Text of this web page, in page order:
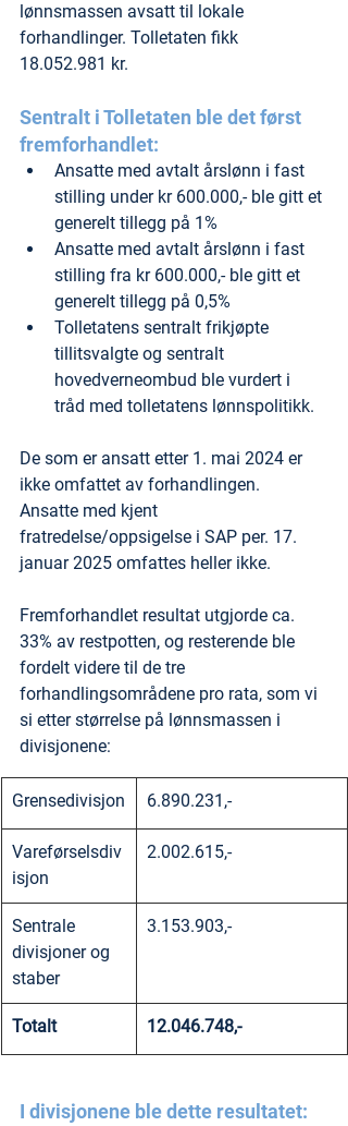
lønnsmassen avsatt til lokale
forhandlinger. Tolletaten fikk
18.052.981 kr.
Sentralt i Tolletaten ble det først
fremforhandlet:
Ansatte med avtalt årslønn i fast
stilling under kr 600.000,- ble gitt et
generelt tillegg på 1%
Ansatte med avtalt årslønn i fast
stilling fra kr 600.000,- ble gitt et
generelt tillegg på 0,5%
Tolletatens sentralt frikjøpte
tillitsvalgte og sentralt
hovedverneombud ble vurdert i
tråd med tolletatens lønnspolitikk.
De som er ansatt etter 1. mai 2024 er
ikke omfattet av forhandlingen.
Ansatte med kjent
fratredelse/oppsigelse i SAP per. 17.
januar 2025 omfattes heller ikke.
Fremforhandlet resultat utgjorde ca.
33% av restpotten, og resterende ble
fordelt videre til de tre
forhandlingsområdene pro rata, som vi
si etter størrelse på lønnsmassen i
divisjonene:
Grensedivisjon 6.890.231,-
Vareførselsdiv
isjon
2.002.615,-
Sentrale
divisjoner og
staber
3.153.903,-
Totalt 12.046.748,-
I divisjonene ble dette resultatet: